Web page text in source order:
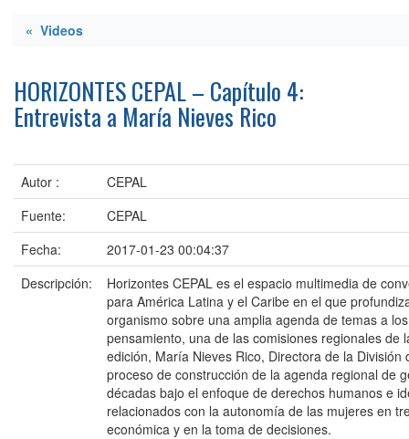
« Videos
HORIZONTES CEPAL – Capítulo 4:
Entrevista a María Nieves Rico
Autor :
CEPAL
Fuente:
CEPAL
Fecha:
2017-01-23 00:04:37
Descripción:
Horizontes CEPAL es el espacio multimedia de
para América Latina y el Caribe en el que
organismo sobre una amplia agenda de temas a
pensamiento, una de las comisiones regionales de
edición, María Nieves Rico, Directora de la
proceso de construcción de la agenda regional de
décadas bajo el enfoque de derechos humanos e
relacionados con la autonomía de las mujeres en
económica y en la toma de decisiones.